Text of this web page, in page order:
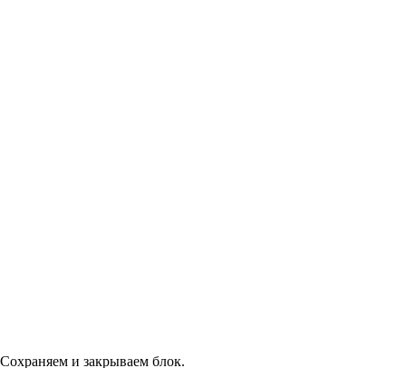
Сохраняем и закрываем блок.